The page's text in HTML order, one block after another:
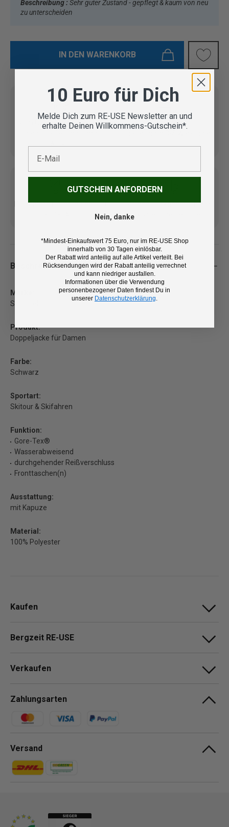
Beschreibung : Sehr guter Zustand - gepflegt & kaum von neu
zu unterscheiden
IN DEN WARENKORB
Vom Outdoor Spezialisten
Kostenlose Lieferung ab 100
14 Tage Rückgaberecht und
Beschreibung
Marke:
Schöffel
Produkt:
Doppeljacke für Damen
Farbe:
Schwarz
Sportart:
Skitour & Skifahren
Funktion:
Gore-Tex®
Wasserabweisend
durchgehender Reißverschluss
Fronttaschen(n)
Ausstattung:
mit Kapuze
Material:
100% Polyester
Kaufen
Bergzeit RE-USE
Verkaufen
Zahlungsarten
Zahlungsmethoden
Versand
Zahlungsmethoden
Zahlungsmethoden
10 Euro für Dich
Melde Dich zum RE-USE Newsletter an und
erhalte Deinen Willkommens-Gutschein*.
GUTSCHEIN ANFORDERN
Nein, danke
*Mindest-Einkaufswert 75 Euro, nur im RE-USE Shop
innerhalb von 30 Tagen einlösbar.
Der Rabatt wird anteilig auf alle Artikel verteilt. Bei
Rücksendungen wird der Rabatt anteilig verrechnet
und kann niedriger ausfallen.
Informationen über die Verwendung
personenbezogener Daten findest Du in
unserer Datenschutzerklärung